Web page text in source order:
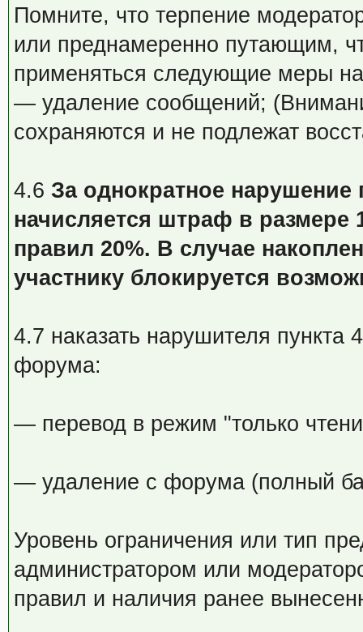
Помните, что терпение
или преднамеренно путающим,
применяться следующие меры
— удаление сообщений;
сохраняются и не подлежат
4.6 За однократное
начисляется штраф в
правил 20%. В случае
участнику блокируется
4.7 наказать нарушителя
форума:
— перевод в режим "только
— удаление с форума (полный
Уровень ограничения или тип
администратором или
правил и наличия ранее